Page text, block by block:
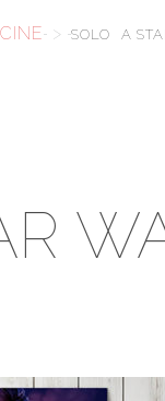
CINE > SOLO A